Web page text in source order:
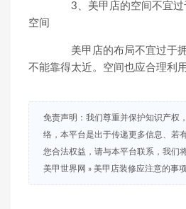
3、美甲店的空间不宜过
空间
美甲店的布局不宜过于拥
不能靠得太近。空间也应合理利
免责声明：我们尊重并保护知识产权
络，本平台是出于传递更多信息、若
您合法权益，请与本平台联系，我们
美甲世界网 » 美甲店装修应注意的事